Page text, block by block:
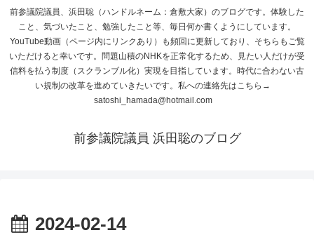
前参議院議員、浜田聡（ハンドルネーム：倉敷大家）のブログです。体験した
こと、気づいたこと、勉強したこと等、毎日何か書くようにしています。
YouTube動画（ページ内にリンクあり）も頻回に更新しており、そちらもご覧
いただけると幸いです。問題山積のNHKを正常化するため、見たい人だけが受
信料を払う制度（スクランブル化）実現を目指しています。時代に合わない古
い規制の改革を進めていきたいです。私への連絡先はこちら→
satoshi_hamada@hotmail.com
前参議院議員 浜田聡のブログ
2024-02-14